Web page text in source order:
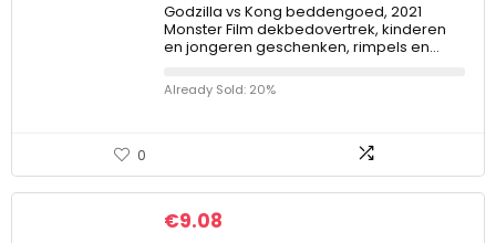
Godzilla vs Kong beddengoed, 2021
Monster Film dekbedovertrek, kinderen
en jongeren geschenken, rimpels en…
Already Sold: 20%
0
€9.08